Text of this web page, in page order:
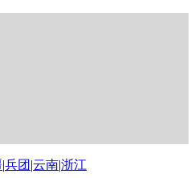
|兵团 |云南|浙江